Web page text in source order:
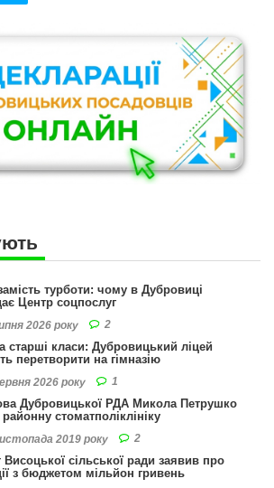
турботи: чому в Дубровиці
Центр соцпослуг
2026 року 2
старші класи: Дубровицький ліцей
перетворити на гімназію
2026 року 1
Дубровицької РДА Микола Петрушко
стоматполіклініку
2019 року 2
Висоцької сільської ради заявив про
з бюджетом мільйон гривень